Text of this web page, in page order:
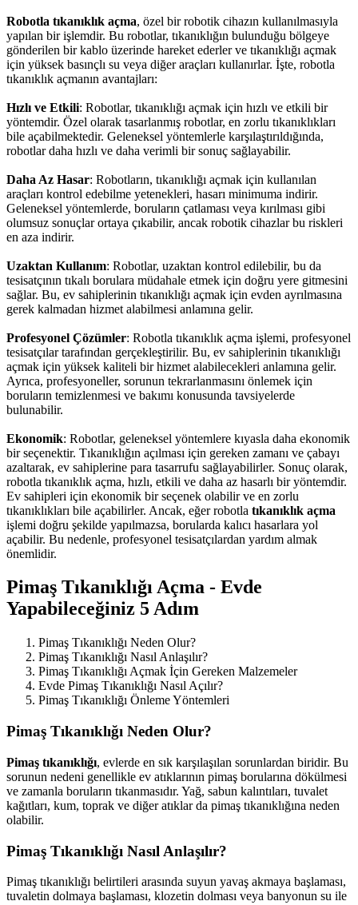
Robotla tıkanıklık açma, özel bir robotik cihazın kullanılmasıyla
yapılan bir işlemdir. Bu robotlar, tıkanıklığın bulunduğu bölgeye
gönderilen bir kablo üzerinde hareket ederler ve tıkanıklığı açmak
için yüksek basınçlı su veya diğer araçları kullanırlar. İşte, robotla
tıkanıklık açmanın avantajları:
Hızlı ve Etkili: Robotlar, tıkanıklığı açmak için hızlı ve etkili bir
yöntemdir. Özel olarak tasarlanmış robotlar, en zorlu tıkanıklıkları
bile açabilmektedir. Geleneksel yöntemlerle karşılaştırıldığında,
robotlar daha hızlı ve daha verimli bir sonuç sağlayabilir.
Daha Az Hasar: Robotların, tıkanıklığı açmak için kullanılan
araçları kontrol edebilme yetenekleri, hasarı minimuma indirir.
Geleneksel yöntemlerde, boruların çatlaması veya kırılması gibi
olumsuz sonuçlar ortaya çıkabilir, ancak robotik cihazlar bu riskleri
en aza indirir.
Uzaktan Kullanım: Robotlar, uzaktan kontrol edilebilir, bu da
tesisatçının tıkalı borulara müdahale etmek için doğru yere gitmesini
sağlar. Bu, ev sahiplerinin tıkanıklığı açmak için evden ayrılmasına
gerek kalmadan hizmet alabilmesi anlamına gelir.
Profesyonel Çözümler: Robotla tıkanıklık açma işlemi, profesyonel
tesisatçılar tarafından gerçekleştirilir. Bu, ev sahiplerinin tıkanıklığı
açmak için yüksek kaliteli bir hizmet alabilecekleri anlamına gelir.
Ayrıca, profesyoneller, sorunun tekrarlanmasını önlemek için
boruların temizlenmesi ve bakımı konusunda tavsiyelerde
bulunabilir.
Ekonomik: Robotlar, geleneksel yöntemlere kıyasla daha ekonomik
bir seçenektir. Tıkanıklığın açılması için gereken zamanı ve çabayı
azaltarak, ev sahiplerine para tasarrufu sağlayabilirler. Sonuç olarak,
robotla tıkanıklık açma, hızlı, etkili ve daha az hasarlı bir yöntemdir.
Ev sahipleri için ekonomik bir seçenek olabilir ve en zorlu
tıkanıklıkları bile açabilirler. Ancak, eğer robotla tıkanıklık açma
işlemi doğru şekilde yapılmazsa, borularda kalıcı hasarlara yol
açabilir. Bu nedenle, profesyonel tesisatçılardan yardım almak
önemlidir.
Pimaş Tıkanıklığı Açma - Evde
Yapabileceğiniz 5 Adım
Pimaş Tıkanıklığı Neden Olur?
Pimaş Tıkanıklığı Nasıl Anlaşılır?
Pimaş Tıkanıklığı Açmak İçin Gereken Malzemeler
Evde Pimaş Tıkanıklığı Nasıl Açılır?
Pimaş Tıkanıklığı Önleme Yöntemleri
Pimaş Tıkanıklığı Neden Olur?
Pimaş tıkanıklığı, evlerde en sık karşılaşılan sorunlardan biridir. Bu
sorunun nedeni genellikle ev atıklarının pimaş borularına dökülmesi
ve zamanla boruların tıkanmasıdır. Yağ, sabun kalıntıları, tuvalet
kağıtları, kum, toprak ve diğer atıklar da pimaş tıkanıklığına neden
olabilir.
Pimaş Tıkanıklığı Nasıl Anlaşılır?
Pimaş tıkanıklığı belirtileri arasında suyun yavaş akmaya başlaması,
tuvaletin dolmaya başlaması, klozetin dolması veya banyonun su ile